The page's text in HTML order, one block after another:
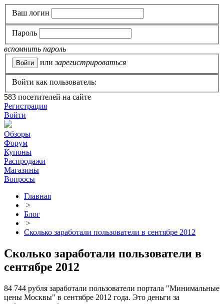
Ваш логин
Пароль
вспомнить пароль
или зарегистрироваться
Войти как пользователь:
583 посетителей на сайте
Регистрация
Войти
Обзоры
Форум
Купоны
Распродажи
Магазины
Вопросы
Главная
>
Блог
>
Сколько заработали пользователи в сентябре 2012
Сколько заработали пользователи в
сентябре 2012
84 744 рубля заработали пользователи портала "Минимальные
цены Москвы" в сентябре 2012 года. Это деньги за